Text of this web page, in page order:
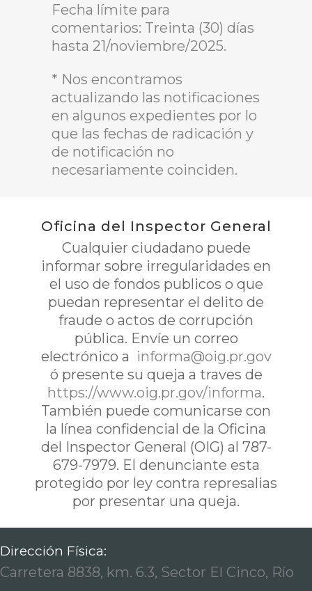
Fecha límite para
comentarios: Treinta (30) días
hasta 21/noviembre/2025.
* Nos encontramos
actualizando las notificaciones
en algunos expedientes por lo
que las fechas de radicación y
de notificación no
necesariamente coinciden.
Oficina del Inspector General
Cualquier ciudadano puede
informar sobre irregularidades en
el uso de fondos publicos o que
puedan representar el delito de
fraude o actos de corrupción
pública. Envíe un correo
electrónico a informa@oig.pr.gov
ó presente su queja a traves de
https://www.oig.pr.gov/informa.
También puede comunicarse con
la línea confidencial de la Oficina
del Inspector General (OIG) al 787-
679-7979. El denunciante esta
protegido por ley contra represalias
por presentar una queja.
Dirección Física:
Carretera 8838, km. 6.3, Sector El Cinco, Río